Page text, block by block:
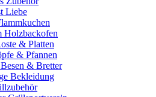
Liebe
Holzbackofen
& Platten
& Pfannen
& Bretter
Bekleidung